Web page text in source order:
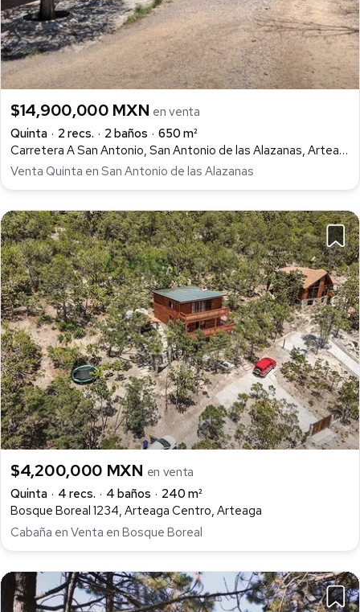
$14,900,000 MXN en venta
Quinta
2 recs. 2 baños
650 m²
Carretera A San Antonio, San Antonio de las Alazanas, Arteaga
Venta Quinta en San Antonio de las Alazanas
$4,200,000 MXN en venta
Quinta
4 recs. 4 baños
240 m²
Bosque Boreal 1234, Arteaga Centro, Arteaga
Cabaña en Venta en Bosque Boreal